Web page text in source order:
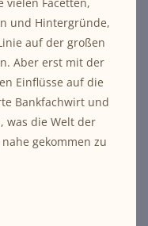
und Hintergründe,
auf der großen
Aber erst mit der
Einflüsse auf die
Bankfachwirt und
was die Welt der
gekommen zu